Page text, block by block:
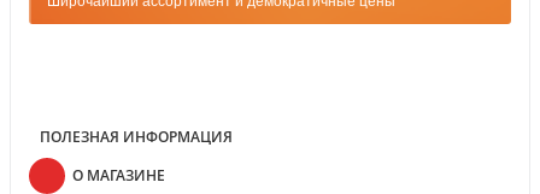
ПОЛЕЗНАЯ ИНФОРМАЦИЯ
О МАГАЗИНЕ